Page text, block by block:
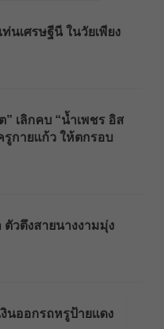
นเศรษฐีนี ในวัยเพียง
เลิกคบ “น้ำเพชร อิส
รูกายแก้ว ให้ตกรอบ
วตึงสายนางงามมุ่ง
นออกรถหรูป้ายแดง